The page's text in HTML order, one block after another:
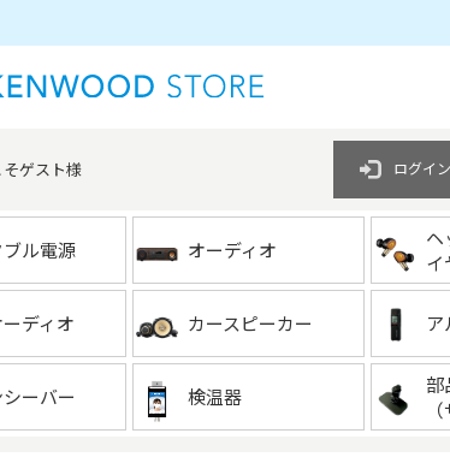
ゲスト様 ログイン
ル電源 オーディオ
ヘ
イ
ディオ カースピーカー
シーバー 検温器
部